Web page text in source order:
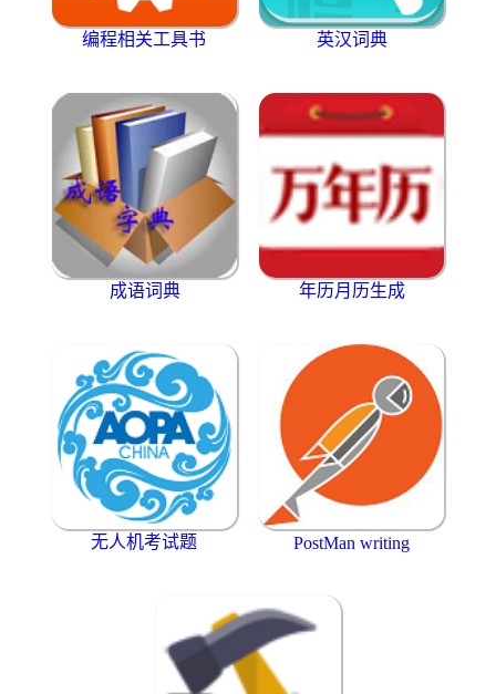
编程相关工具书 英汉词典
成语词典 年历月历生成
无人机考试题 PostMan writing